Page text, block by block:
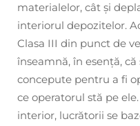
materialelor, cât și
interiorul depozitelor.
Clasa III din punct de
înseamnă, în esență,
concepute pentru a fi
ce operatorul stă pe
interior, lucrătorii se